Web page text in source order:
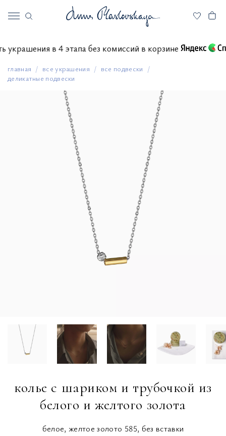
украшения в 4 этапа без комиссий в корзине
главная все украшения
все подвески
деликатные подвески
колье с шариком и трубочкой из
белого и желтого золота
белое, желтое золото 585, без вставки